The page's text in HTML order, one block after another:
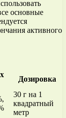
основные
активного
Дозировка
30 г на 1
квадратный
метр